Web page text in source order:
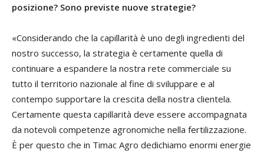
posizione? Sono previste nuove strategie?
«Considerando che la capillarità è uno degli ingredienti del
nostro successo, la strategia è certamente quella di
continuare a espandere la nostra rete commerciale su
tutto il territorio nazionale al fine di sviluppare e al
contempo supportare la crescita della nostra clientela.
Certamente questa capillarità deve essere accompagnata
da notevoli competenze agronomiche nella fertilizzazione.
È per questo che in Timac Agro dedichiamo enormi energie